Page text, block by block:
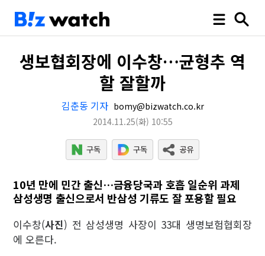
생보협회장에 이수창…균형추 역
할 잘할까
김춘동 기자 bomy@bizwatch.co.kr
2014.11.25(화) 10:55
10년 만에 민간 출신…금융당국과 호흡 일순위 과제
삼성생명 출신으로서 반삼성 기류도 잘 포용할 필요
이수창(사진) 전 삼성생명 사장이 33대 생명보험협회장
에 오른다.